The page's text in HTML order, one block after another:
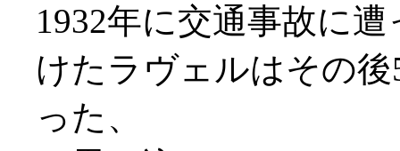
1932年に交通事故に
けたラヴェルはその
った、